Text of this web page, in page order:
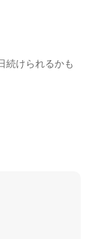
続けられるかも